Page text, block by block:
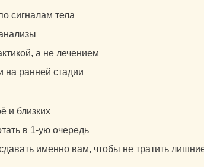
сигналам тела
а не лечением
на ранней стадии
и близких
в 1-ую очередь
именно вам, чтобы не тратить